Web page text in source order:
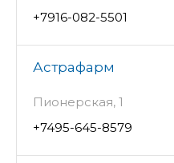
+7916-082-5501
Астрафарм
Пионерская, 1
+7495-645-8579